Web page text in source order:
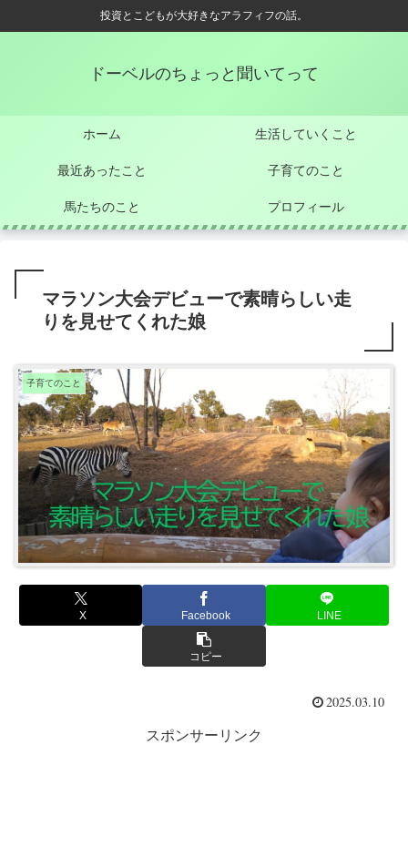
投資とこどもが大好きなアラフィフの話。
ドーベルのちょっと聞いてって
ホーム 生活していくこと
最近あったこと 子育てのこと
馬たちのこと プロフィール
マラソン大会デビューで素晴らしい走
りを見せてくれた娘
子育てのこと
X Facebook LINE
コピー
2025.03.10
スポンサーリンク